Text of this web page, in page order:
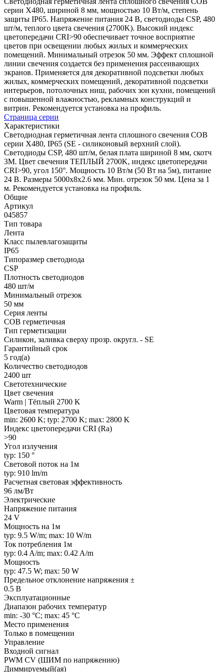
серии X480, шириной 8 мм, мощностью 10 Вт/м, степень
защиты IP65. Напряжение питания 24 В, светодиоды CSP, 480
шт/м, теплого цвета свечения (2700K). Высокий индекс
цветопередачи CRI>90 обеспечивает точное восприятие
цветов при освещении любых жилых и коммерческих
помещений. Минимальный отрезок 50 мм. Эффект сплошной
линии свечения создается без применения рассеивающих
экранов. Применяется для декоративной подсветки любых
жилых, коммерческих помещений, декоративной подсветки
интерьеров, потолочных ниш, рабочих зон кухни, помещений
с повышенной влажностью, рекламных конструкций и
витрин. Рекомендуется установка на профиль.
Страница серии
Характеристики
Светодиодная герметичная лента сплошного свечения COB
серии X480, IP65 (SE - силиконовый верхний слой).
Светодиоды CSP, 480 шт/м, белая плата шириной 8 мм, скотч
3M. Цвет свечения ТЕПЛЫЙ 2700K, индекс цветопередачи
CRI>90, угол 150°. Мощность 10 Вт/м (50 Вт на 5м), питание
24 В. Размеры 5000х8х2.6 мм. Мин. отрезок 50 мм. Цена за 1
м. Рекомендуется установка на профиль.
Общие
Артикул
045857
Тип товара
Лента
Класс пылевлагозащиты
IP65
Типоразмер светодиода
CSP
Плотность светодиодов
480 шт/м
Минимальный отрезок
50 мм
Серия ленты
COB герметичная
Тип герметизации
Силикон, заливка сверху прозр. округл. - SE
Гарантийный срок
5 год(а)
Количество светодиодов
2400 шт
Светотехнические
Цвет свечения
Warm | Тёплый 2700 K
Цветовая температура
min: 2600 K; typ: 2700 K; max: 2800 K
Индекс цветопередачи CRI (Ra)
>90
Угол излучения
typ: 150 °
Световой поток на 1м
typ: 910 lm/m
Расчетная световая эффективность
96 лм/Вт
Электрические
Напряжение питания
24 V
Мощность на 1м
typ: 9.5 W/m; max: 10 W/m
Ток потребления 1м
typ: 0.4 A/m; max: 0.42 A/m
Мощность
typ: 47.5 W; max: 50 W
Предельное отклонение напряжения ±
0.5 В
Эксплуатационные
Диапазон рабочих температур
min: -30 °C; max: 45 °C
Место применения
Только в помещении
Управление
Входной сигнал
PWM СV (ШИМ по напряжению)
Диммируемый(ая)